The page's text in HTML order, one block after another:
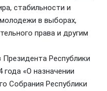
стабильности и
в выборах,
права и другим
Республики
«О назначении
Собрания Республики